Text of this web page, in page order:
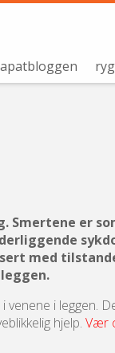
Smertene er
med
i leggen.
hjelp. Vær